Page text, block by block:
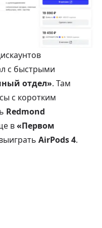
с быстрыми
отдел». Там
с коротким
Redmond
в«Первом
AirPods 4.